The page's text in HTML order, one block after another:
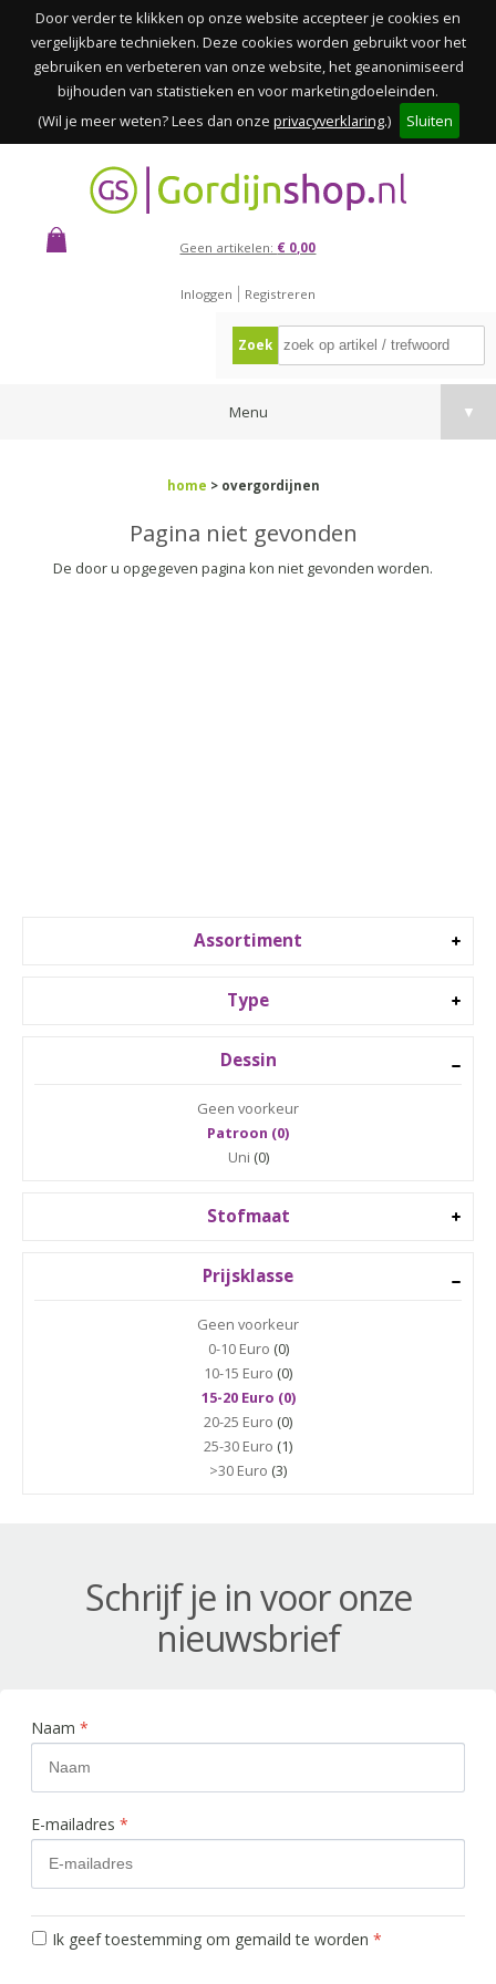
Door verder te klikken op onze website accepteer je cookies en
vergelijkbare technieken. Deze cookies worden gebruikt voor het
gebruiken en verbeteren van onze website, het geanonimiseerd
bijhouden van statistieken en voor marketingdoeleinden.
(Wil je meer weten? Lees dan onze privacyverklaring.) Sluiten
Geen artikelen: € 0,00
Inloggen Registreren
Zoek
Menu ▼
Assortiment
Type
Dessin
Geen voorkeur
Patroon (0)
Uni (0)
Stofmaat
Prijsklasse
Geen voorkeur
0-10 Euro (0)
10-15 Euro (0)
15-20 Euro (0)
20-25 Euro (0)
25-30 Euro (1)
>30 Euro (3)
home > overgordijnen
Pagina niet gevonden
De door u opgegeven pagina kon niet gevonden worden.
Schrijf je in voor onze
nieuwsbrief
Naam *
E-mailadres *
Ik geef toestemming om gemaild te worden *